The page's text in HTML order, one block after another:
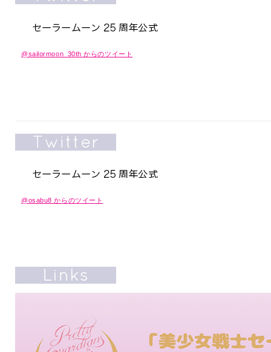
@sailormoon_30th からのツイート
@osabu8 からのツイート